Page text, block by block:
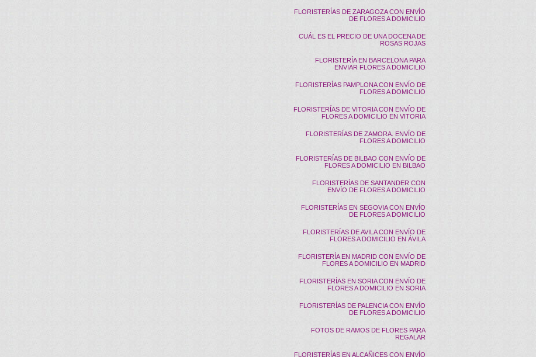
FLORISTERÍAS DE ZARAGOZA CON ENVÍO
DE FLORES A DOMICILIO
CUÁL ES EL PRECIO DE UNA DOCENA DE
ROSAS ROJAS
FLORISTERÍA EN BARCELONA PARA
ENVIAR FLORES A DOMICILIO
FLORISTERÍAS PAMPLONA CON ENVÍO DE
FLORES A DOMICILIO
FLORISTERÍAS DE VITORIA CON ENVÍO DE
FLORES A DOMICILIO EN VITORIA
FLORISTERÍAS DE ZAMORA. ENVÍO DE
FLORES A DOMICILIO
FLORISTERÍAS DE BILBAO CON ENVÍO DE
FLORES A DOMICILIO EN BILBAO
FLORISTERÍAS DE SANTANDER CON
ENVÍO DE FLORES A DOMICILIO
FLORISTERÍAS EN SEGOVIA CON ENVÍO
DE FLORES A DOMICILIO
FLORISTERÍAS DE AVILA CON ENVÍO DE
FLORES A DOMICILIO EN ÁVILA
FLORISTERÍA EN MADRID CON ENVÍO DE
FLORES A DOMICILIO EN MADRID
FLORISTERÍAS EN SORIA CON ENVÍO DE
FLORES A DOMICILIO EN SORIA
FLORISTERÍAS DE PALENCIA CON ENVÍO
DE FLORES A DOMICILIO
FOTOS DE RAMOS DE FLORES PARA
REGALAR
FLORISTERÍAS EN ALCAÑICES CON ENVÍO